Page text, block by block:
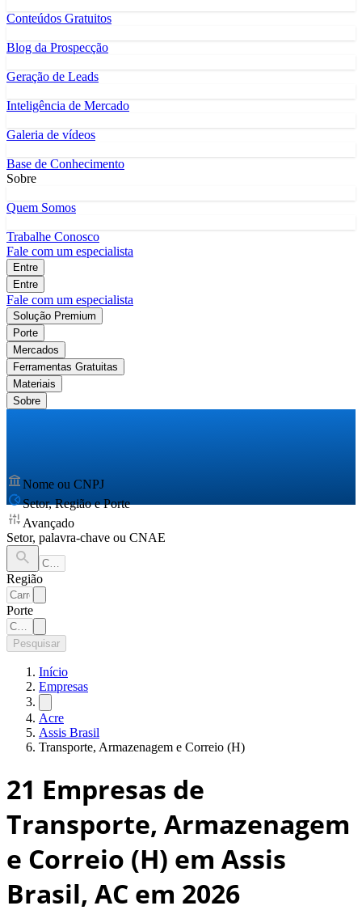
Conteúdos Gratuitos
Blog da Prospecção
Geração de Leads
Inteligência de Mercado
Galeria de vídeos
Base de Conhecimento
Sobre
Quem Somos
Trabalhe Conosco
Fale com um especialista
Entre
Entre
Fale com um especialista
Solução Premium
Porte
Mercados
Ferramentas Gratuitas
Materiais
Sobre
Nome ou CNPJ
Setor, Região e Porte
Avançado
Setor, palavra-chave ou CNAE
Região
Porte
Pesquisar
Início
Empresas
Acre
Assis Brasil
Transporte, Armazenagem e Correio (H)
21 Empresas de
Transporte, Armazenagem
e Correio (H) em Assis
Brasil, AC em 2026